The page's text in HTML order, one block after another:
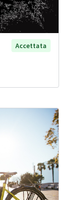
Accettata